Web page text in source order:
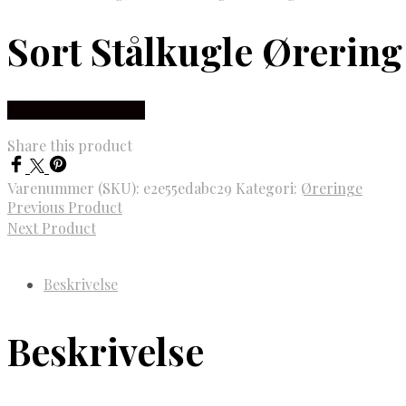
Sort Stålkugle Ørering
Share this product
Varenummer (SKU): e2e55edabc29 Kategori: Øreringe
Previous Product
Next Product
Beskrivelse
Beskrivelse